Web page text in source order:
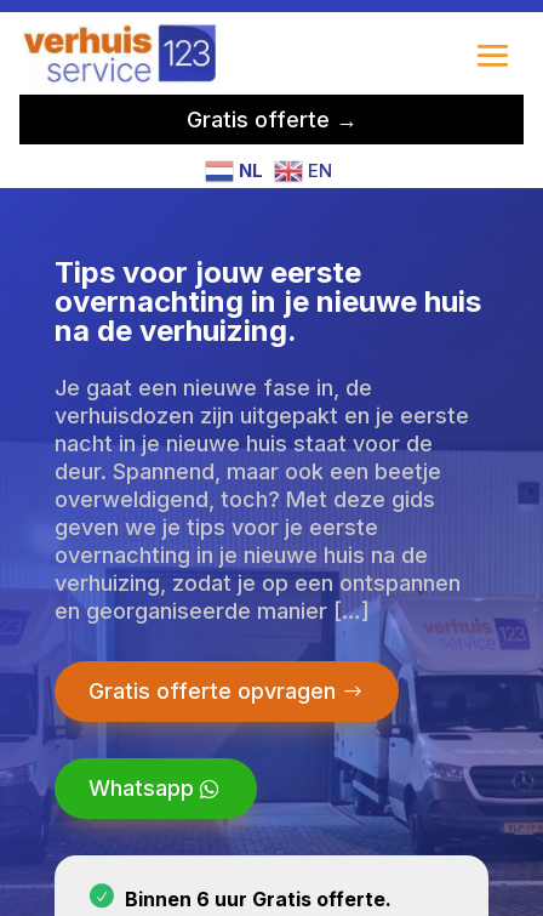
Gratis offerte →
NL EN
Tips voor jouw eerste
overnachting in je nieuwe huis
na de verhuizing.
Je gaat een nieuwe fase in, de
verhuisdozen zijn uitgepakt en je eerste
nacht in je nieuwe huis staat voor de
deur. Spannend, maar ook een beetje
overweldigend, toch? Met deze gids
geven we je tips voor je eerste
overnachting in je nieuwe huis na de
verhuizing, zodat je op een ontspannen
en georganiseerde manier […]
Gratis offerte opvragen
Whatsapp
Binnen 6 uur Gratis offerte.